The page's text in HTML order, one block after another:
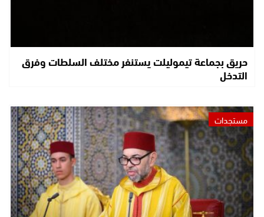
حريق بجماعة تيموليلت يستنفر مختلف السلطات وفرق
التدخل
مستجدات